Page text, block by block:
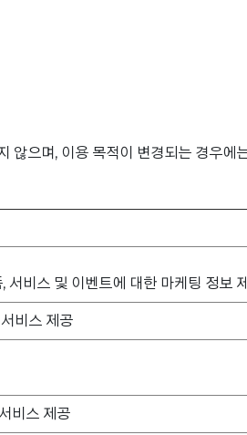
으며, 이용 목적이 변경되는 경우에
서비스 및 이벤트에 대한 마케팅 정보
비스 제공
비스 제공